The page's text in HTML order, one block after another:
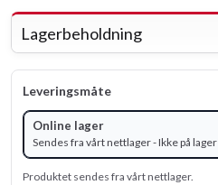
Lagerbeholdning
Leveringsmåte
Online lager
Sendes fra vårt nettlager - Ikke på lager
Produktet sendes fra vårt nettlager.